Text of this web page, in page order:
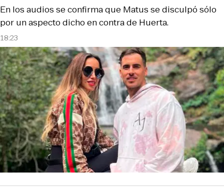
18:23
En los audios se confirma que Matus se disculpó sólo
por un aspecto dicho en contra de Huerta.